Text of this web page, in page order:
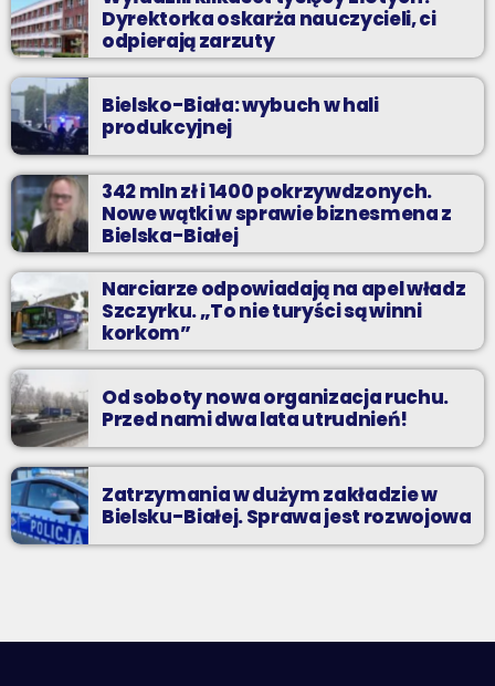
Dyrektorka oskarża nauczycieli, ci
odpierają zarzuty
Bielsko-Biała: wybuch w hali
produkcyjnej
342 mln zł i 1400 pokrzywdzonych.
Nowe wątki w sprawie biznesmena z
Bielska-Białej
Narciarze odpowiadają na apel władz
Szczyrku. „To nie turyści są winni
korkom”
Od soboty nowa organizacja ruchu.
Przed nami dwa lata utrudnień!
Zatrzymania w dużym zakładzie w
Bielsku-Białej. Sprawa jest rozwojowa